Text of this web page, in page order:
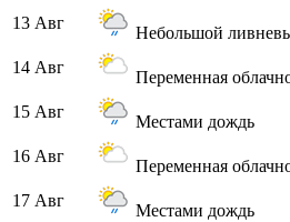
13 Авг
Небольшой
14 Авг
Переменная
15 Авг
Местами дождь
16 Авг
Переменная
17 Авг
Местами дождь